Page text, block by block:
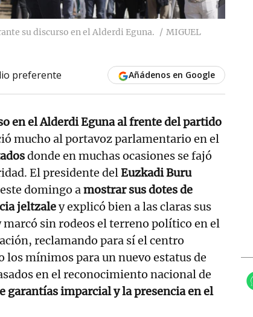
su discurso en el Alderdi Eguna.
MIGUEL
preferente Añádenos en Google
en el Alderdi Eguna al frente del partido
mucho al portavoz parlamentario en el
donde en muchas ocasiones se fajó
El presidente delEuzkadi Buru
domingo amostrar sus dotes de
jeltzaley explicó bien a las claras sus
marcó sin rodeos el terreno político en el
reclamando para sí el centro
los mínimos para un nuevo estatus de
en el reconocimiento nacional de
garantías imparcial y la presencia en el